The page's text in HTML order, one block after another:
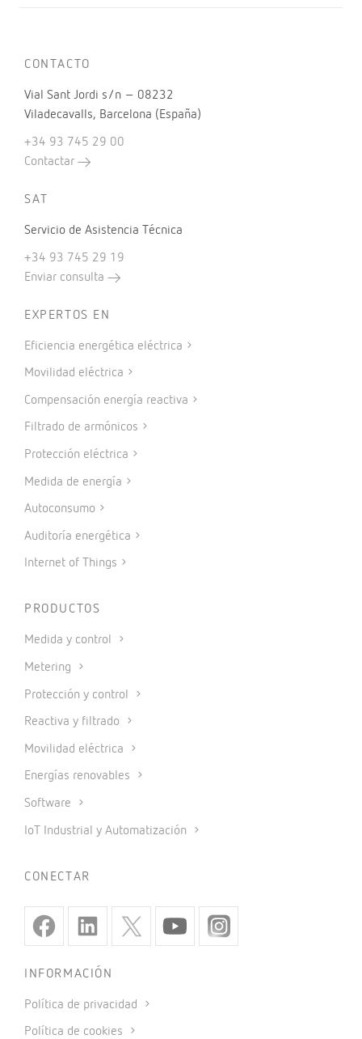
CONTACTO
Vial Sant Jordi s/n – 08232
Viladecavalls, Barcelona (España)
+34 93 745 29 00
Contactar
SAT
Servicio de Asistencia Técnica
+34 93 745 29 19
Enviar consulta
EXPERTOS EN
Eficiencia energética eléctrica
Movilidad eléctrica
Compensación energía reactiva
Filtrado de armónicos
Protección eléctrica
Medida de energía
Autoconsumo
Auditoría energética
Internet of Things
PRODUCTOS
Medida y control
Metering
Protección y control
Reactiva y filtrado
Movilidad eléctrica
Energías renovables
Software
IoT Industrial y Automatización
CONECTAR
INFORMACIÓN
Política de privacidad
Política de cookies